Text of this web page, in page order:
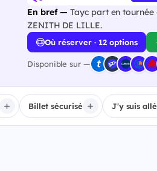
En bref — Tayc part en
ZENITH DE LILLE.
Où réserver · 12 options
Disponible sur —
Billet sécurisé J'y suis allé